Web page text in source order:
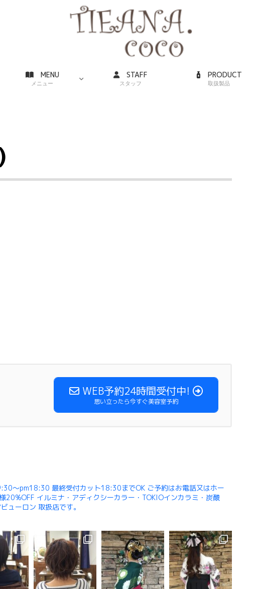
MENU
メニュー
STAFF
スタッフ
PRODUCT
取扱製品
WEB予約24時間受付中!
思い立ったら今すぐ美容室予約
〜pm18:30 最終受付カット18:30までOK ご予約はお電話又はホー
20%OFF イルミナ・アディクシーカラー・TOKIOインカラミ・炭酸
ューロン 取扱店です。